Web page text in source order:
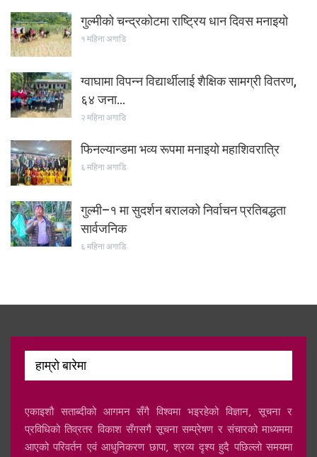
गुल्मीको चन्द्रकोटमा राष्ट्रिय धान दिवस मनाइयो
१ महिना अगाडि
ग्वाघामा विपन्न विद्यार्थीलाई शैक्षिक सामग्री वितरण,
६४ जना…
२ महिना अगाडि
फिनल्यान्डमा भव्य रूपमा मनाइयो महाशिवरात्रि
६ महिना अगाडि
गुल्मी–१ मा सुदर्शन बरालको निर्वाचन प्रतिबद्धता
सार्वजनिक
६ महिना अगाडि
हाम्रो बारेमा
एकाइशौ सताब्दीको आगमन सँगै विश्वमा भइरहेको विज्ञान, सूचना र
प्रविधिको तिव्रतर विकाश सँगसगै सूचना सम्प्रेषण र संचारको माध्यममा
आएको परिवर्तन एवं आधुनिकरण छापा, श्रव्य दृश्य हुदै पछिल्लो समयमा